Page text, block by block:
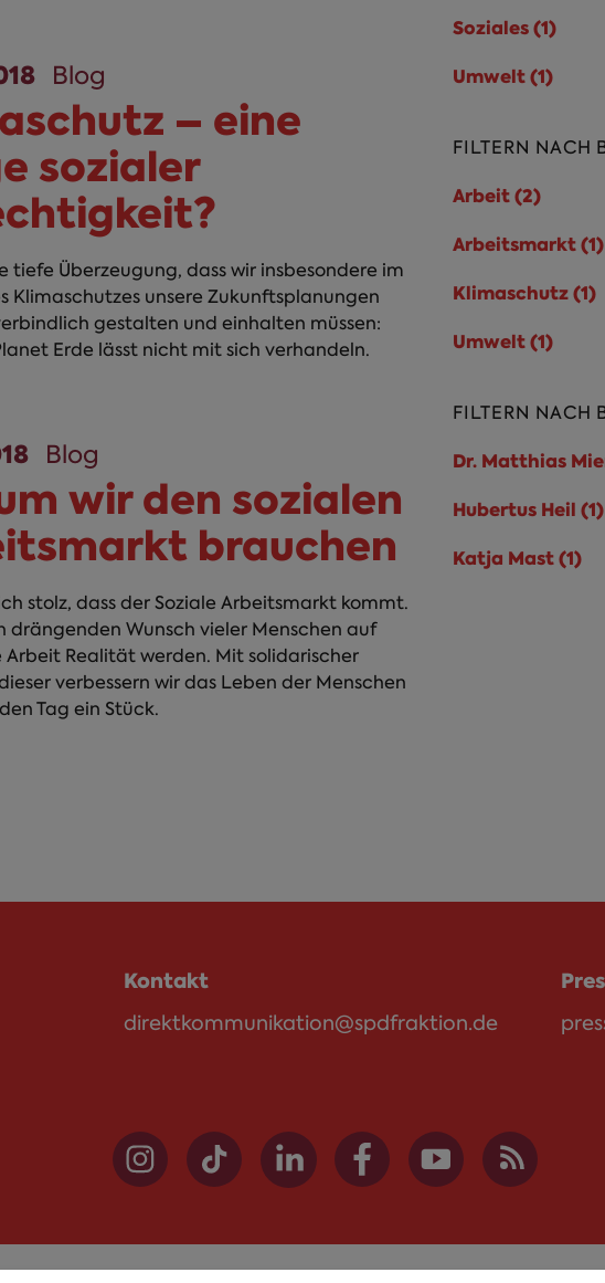
Blog
– eine
sozialer
tiefe Überzeugung, dass wir insbesondere im
Klimaschutzes unsere Zukunftsplanungen
gestalten und einhalten müssen:
Erde lässt nicht mit sich verhandeln.
Blog
wir den sozialen
brauchen
stolz, dass der Soziale Arbeitsmarkt kommt.
drängenden Wunsch vieler Menschen auf
Arbeit Realität werden. Mit solidarischer
verbessern wir das Leben der Menschen
Tag ein Stück.
Soziales (1)
Umwelt (1)
FILTERN NACH
Arbeit (2)
Arbeitsmarkt (1)
Klimaschutz (1)
Umwelt (1)
FILTERN NACH
Dr. Matthias
Hubertus Heil (1)
Katja Mast (1)
Kontakt
direktkommunikation@spdfraktion.de